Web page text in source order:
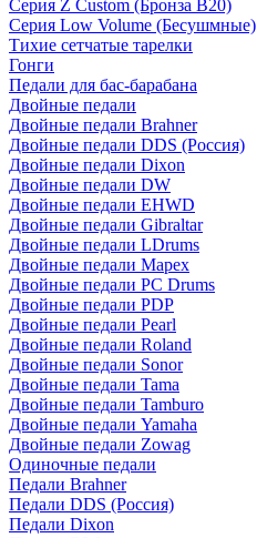
Серия Z Custom (Бронза B20)
Серия Low Volume (Бесушмные)
Тихие сетчатые тарелки
Гонги
Педали для бас-барабана
Двойные педали
Двойные педали Brahner
Двойные педали DDS (Россия)
Двойные педали Dixon
Двойные педали DW
Двойные педали EHWD
Двойные педали Gibraltar
Двойные педали LDrums
Двойные педали Mapex
Двойные педали PC Drums
Двойные педали PDP
Двойные педали Pearl
Двойные педали Roland
Двойные педали Sonor
Двойные педали Tama
Двойные педали Tamburo
Двойные педали Yamaha
Двойные педали Zowag
Одиночные педали
Педали Brahner
Педали DDS (Россия)
Педали Dixon